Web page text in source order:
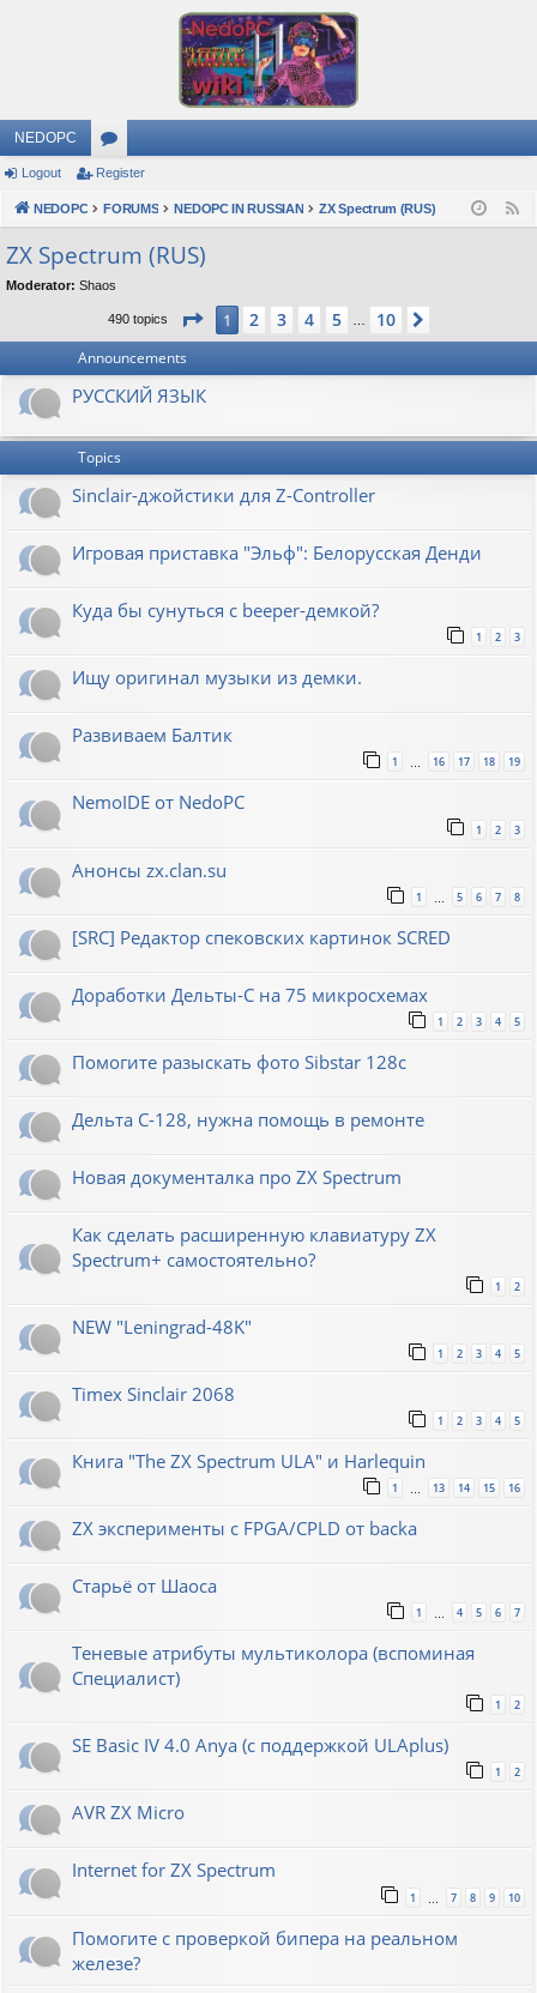
NEDOPC
or
u
s
Logout Register
NEDOPC FORUMS NEDOPC IN RUSSIAN ZX Spectrum (RUS)
ZX Spectrum (RUS)
Moderator: Shaos
490 topics Page 1of10
1 2 3 4 5 10
Announcements
РУССКИЙ ЯЗЫК
Topics
Sinclair-джойстики для Z-Controller
Игровая приставка "Эльф": Белорусская Денди
Куда бы сунуться с beeper-демкой?
1 2 3
Ищу оригинал музыки из демки.
Развиваем Балтик
1 … 16 17 18 19
NemoIDE от NedoPC
1 2 3
Анонсы zx.clan.su
1 5 6 7 8
[SRC] Редактор спековских картинок SCRED
Доработки Дельты-С на 75 микросхемах
1 2 3 4 5
Помогите разыскать фото Sibstar 128с
Дельта С-128, нужна помощь в ремонте
Новая документалка про ZX Spectrum
Как сделать расширенную клавиатуру ZX
Spectrum+ самостоятельно?
1 2
NEW "Leningrad-48K"
1 2 3 4 5
Timex Sinclair 2068
1 2 3 4 5
Книга "The ZX Spectrum ULA" и Harlequin
1 … 13 14 15 16
ZX эксперименты с FPGA/CPLD от backa
Старьё от Шаоса
1 … 4 5 6 7
Теневые атрибуты мультиколора (вспоминая
Специалист)
1 2
SE Basic IV 4.0 Anya (с поддержкой ULAplus)
1 2
AVR ZX Micro
Internet for ZX Spectrum
1 7 8 9 10
Помогите с проверкой бипера на реальном
железе?